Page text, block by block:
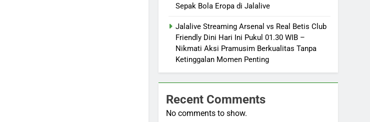
Sepak Bola Eropa di Jalalive
Jalalive Streaming Arsenal vs Real Betis Club
Friendly Dini Hari Ini Pukul 01.30 WIB –
Nikmati Aksi Pramusim Berkualitas Tanpa
Ketinggalan Momen Penting
Recent Comments
No comments to show.